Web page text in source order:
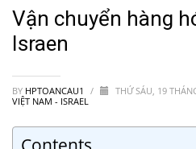
Vận chuyển hàng
Israen
BY HPTOANCAU1 / THỨ SÁU, 19
VIỆT NAM - ISRAEL